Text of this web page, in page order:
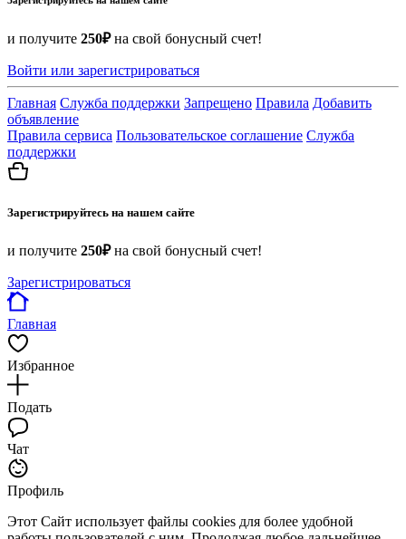
и получите 250₽на свой бонусный счет!
Войти или зарегистрироваться
Главная Служба поддержки Запрещено Правила Добавить
объявление
Правила сервиса Пользовательское соглашение Служба
поддержки
Зарегистрируйтесь на нашем сайте
и получите 250₽на свой бонусный счет!
Зарегистрироваться
Главная
Избранное
Подать
Чат
Профиль
Этот Сайт использует файлы cookies для более удобной